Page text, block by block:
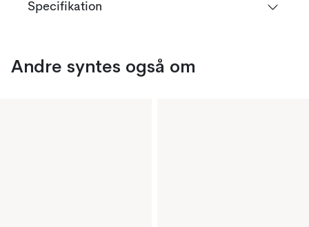
Specifikation
Andre syntes også om